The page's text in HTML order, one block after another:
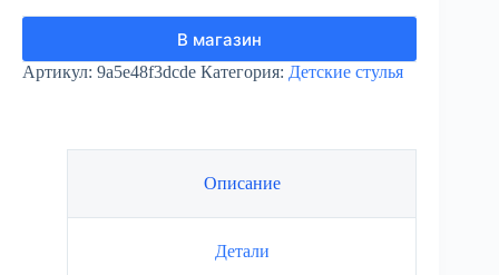
В магазин
Артикул: 9a5e48f3dcde Категория: Детские стулья
Описание
Детали